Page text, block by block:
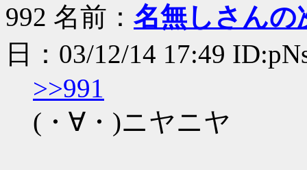
992 名前： 名無しさんの
日：03/12/14 17:49
>>991
(・∀・)ニヤニヤ